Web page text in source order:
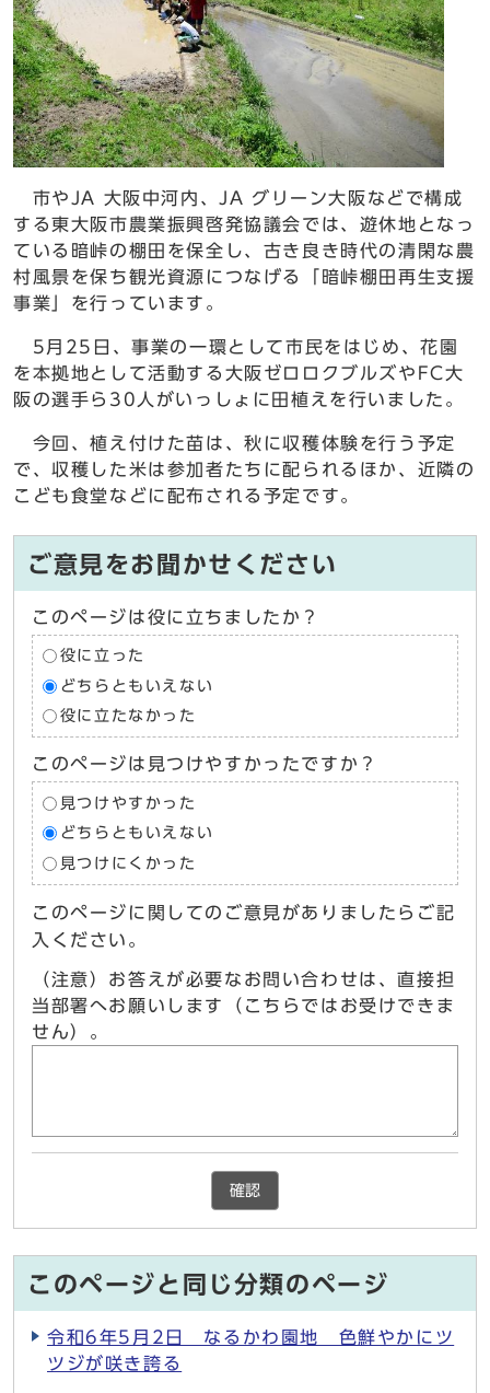
市やJA 大阪中河内、JA グリーン大阪などで構成
する東大阪市農業振興啓発協議会では、遊休地となっ
ている暗峠の棚田を保全し、古き良き時代の清閑な農
村風景を保ち観光資源につなげる「暗峠棚田再生支援
事業」を行っています。
5月25日、事業の一環として市民をはじめ、花園
を本拠地として活動する大阪ゼロロクブルズやFC大
阪の選手ら30人がいっしょに田植えを行いました。
今回、植え付けた苗は、秋に収穫体験を行う予定
で、収穫した米は参加者たちに配られるほか、近隣の
こども食堂などに配布される予定です。
ご意見をお聞かせください
このページは役に立ちましたか？
役に立った
どちらともいえない
役に立たなかった
このページは見つけやすかったですか？
見つけやすかった
どちらともいえない
見つけにくかった
このページに関してのご意見がありましたらご記
入ください。
（注意）お答えが必要なお問い合わせは、直接担
当部署へお願いします（こちらではお受けできま
せん）。
確認
このページと同じ分類のページ
令和6年5月2日 なるかわ園地 色鮮やかにツ
ツジが咲き誇る